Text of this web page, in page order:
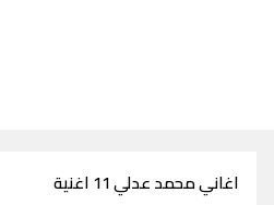
اغاني محمد عدلي 11 اغنية